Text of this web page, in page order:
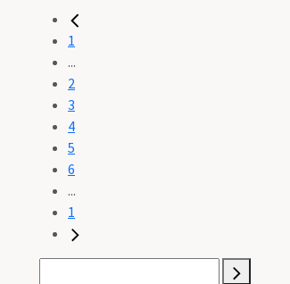
1
...
2
3
4
5
6
...
1